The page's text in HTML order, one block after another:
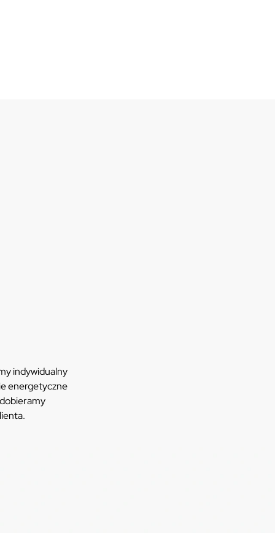
indywidualny
energetyczne